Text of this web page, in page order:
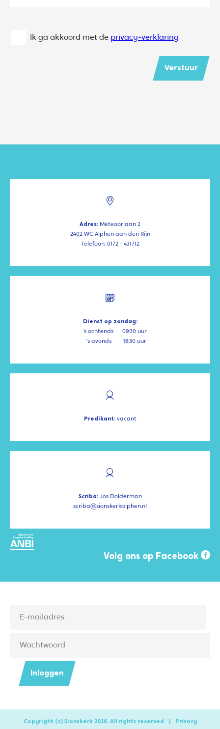
Ik ga akkoord met de privacy-verklaring
Verstuur
Adres: Meteoorlaan 2
2402 WC Alphen aan den Rijn
Telefoon: 0172 - 431712
Dienst op zondag:
's ochtends
09:30 uur
's avonds
18:30 uur
Predikant:vacant
Scriba:Jos Dolderman
scriba@sionskerkalphen.nl
Volg ons op Facebook
Inloggen
Copyright (c) Sionskerk 2026. All rights reserved Privacy